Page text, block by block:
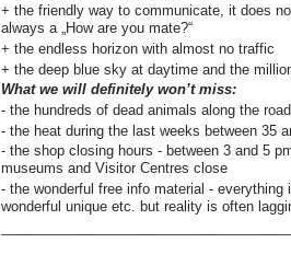
+ the friendly way to communicate, it does
always a „How are you mate?“
+ the endless horizon with almost no traffic
+ the deep blue sky at daytime and the
What we will definitely won’t miss:
- the hundreds of dead animals along the
- the heat during the last weeks between 35
- the shop closing hours - between 3 and 5
museums and Visitor Centres close
- the wonderful free info material - everything
wonderful unique etc. but reality is often